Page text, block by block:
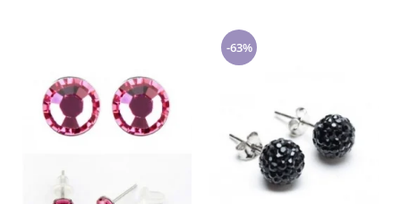
-63%